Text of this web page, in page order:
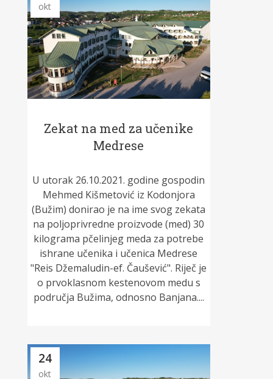
okt
Zekat na med za učenike
Medrese
U utorak 26.10.2021. godine gospodin
Mehmed Kišmetović iz Kodonjora
(Bužim) donirao je na ime svog zekata
na poljoprivredne proizvode (med) 30
kilograma pčelinjeg meda za potrebe
ishrane učenika i učenica Medrese
"Reis Džemaludin-ef. Čaušević". Riječ je
o prvoklasnom kestenovom medu s
područja Bužima, odnosno Banjana....
24
okt